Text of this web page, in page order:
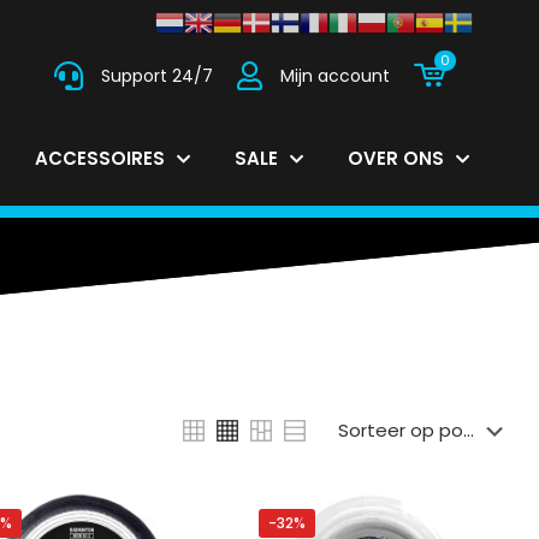
Support 24/7 Mijn account
0
ACCESSOIRES SALE OVER ONS
-32%